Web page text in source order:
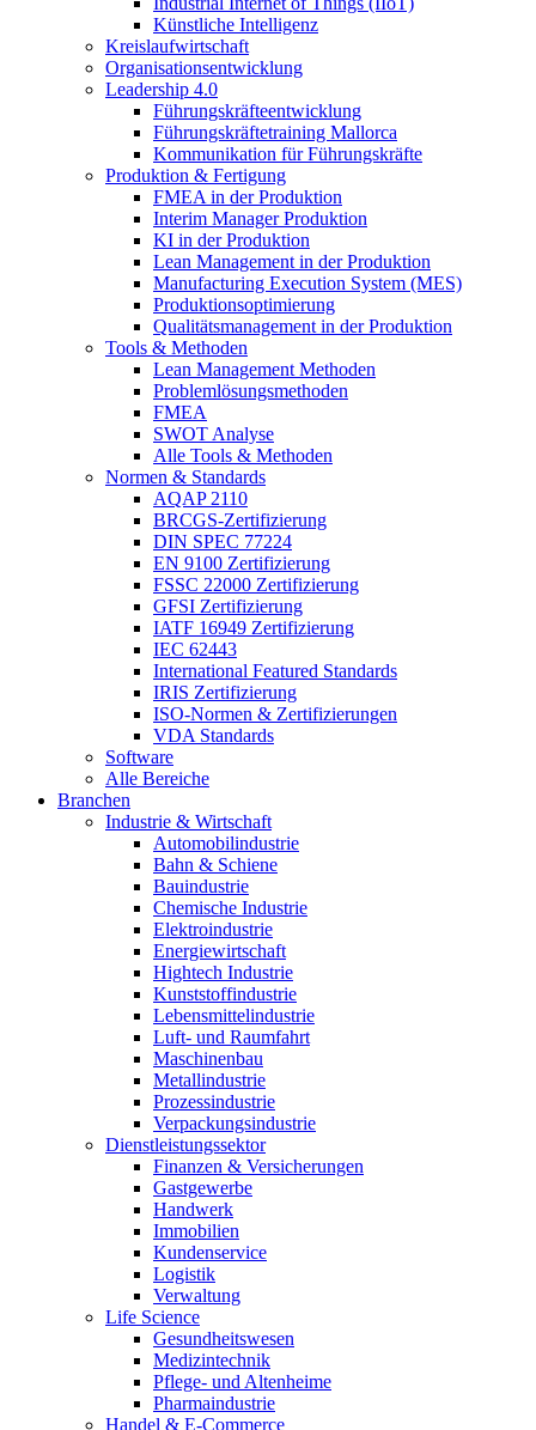
Künstliche Intelligenz
Kreislaufwirtschaft
Organisationsentwicklung
Leadership 4.0
Führungskräfteentwicklung
Führungskräftetraining Mallorca
Kommunikation für Führungskräfte
Produktion & Fertigung
FMEA in der Produktion
Interim Manager Produktion
KI in der Produktion
Lean Management in der Produktion
Manufacturing Execution System (MES)
Produktionsoptimierung
Qualitätsmanagement in der Produktion
Tools & Methoden
Lean Management Methoden
Problemlösungsmethoden
FMEA
SWOT Analyse
Alle Tools & Methoden
Normen & Standards
AQAP 2110
BRCGS-Zertifizierung
DIN SPEC 77224
EN 9100 Zertifizierung
FSSC 22000 Zertifizierung
GFSI Zertifizierung
IATF 16949 Zertifizierung
IEC 62443
International Featured Standards
IRIS Zertifizierung
ISO-Normen & Zertifizierungen
VDA Standards
Software
Alle Bereiche
Branchen
Industrie & Wirtschaft
Automobilindustrie
Bahn & Schiene
Bauindustrie
Chemische Industrie
Elektroindustrie
Energiewirtschaft
Hightech Industrie
Kunststoffindustrie
Lebensmittelindustrie
Luft- und Raumfahrt
Maschinenbau
Metallindustrie
Prozessindustrie
Verpackungsindustrie
Dienstleistungssektor
Finanzen & Versicherungen
Gastgewerbe
Handwerk
Immobilien
Kundenservice
Logistik
Verwaltung
Life Science
Gesundheitswesen
Medizintechnik
Pflege- und Altenheime
Pharmaindustrie
Handel & E-Commerce